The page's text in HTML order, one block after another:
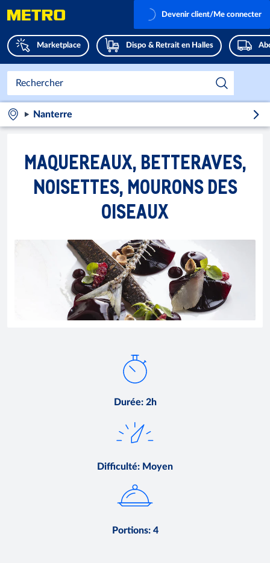
Marketplace Dispo & Retrait en Halles
Devenir client/Me connecter
Nanterre
MAQUEREAUX, BETTERAVES,
NOISETTES, MOURONS DES
OISEAUX
Durée: 2h
Difficulté: Moyen
Portions: 4